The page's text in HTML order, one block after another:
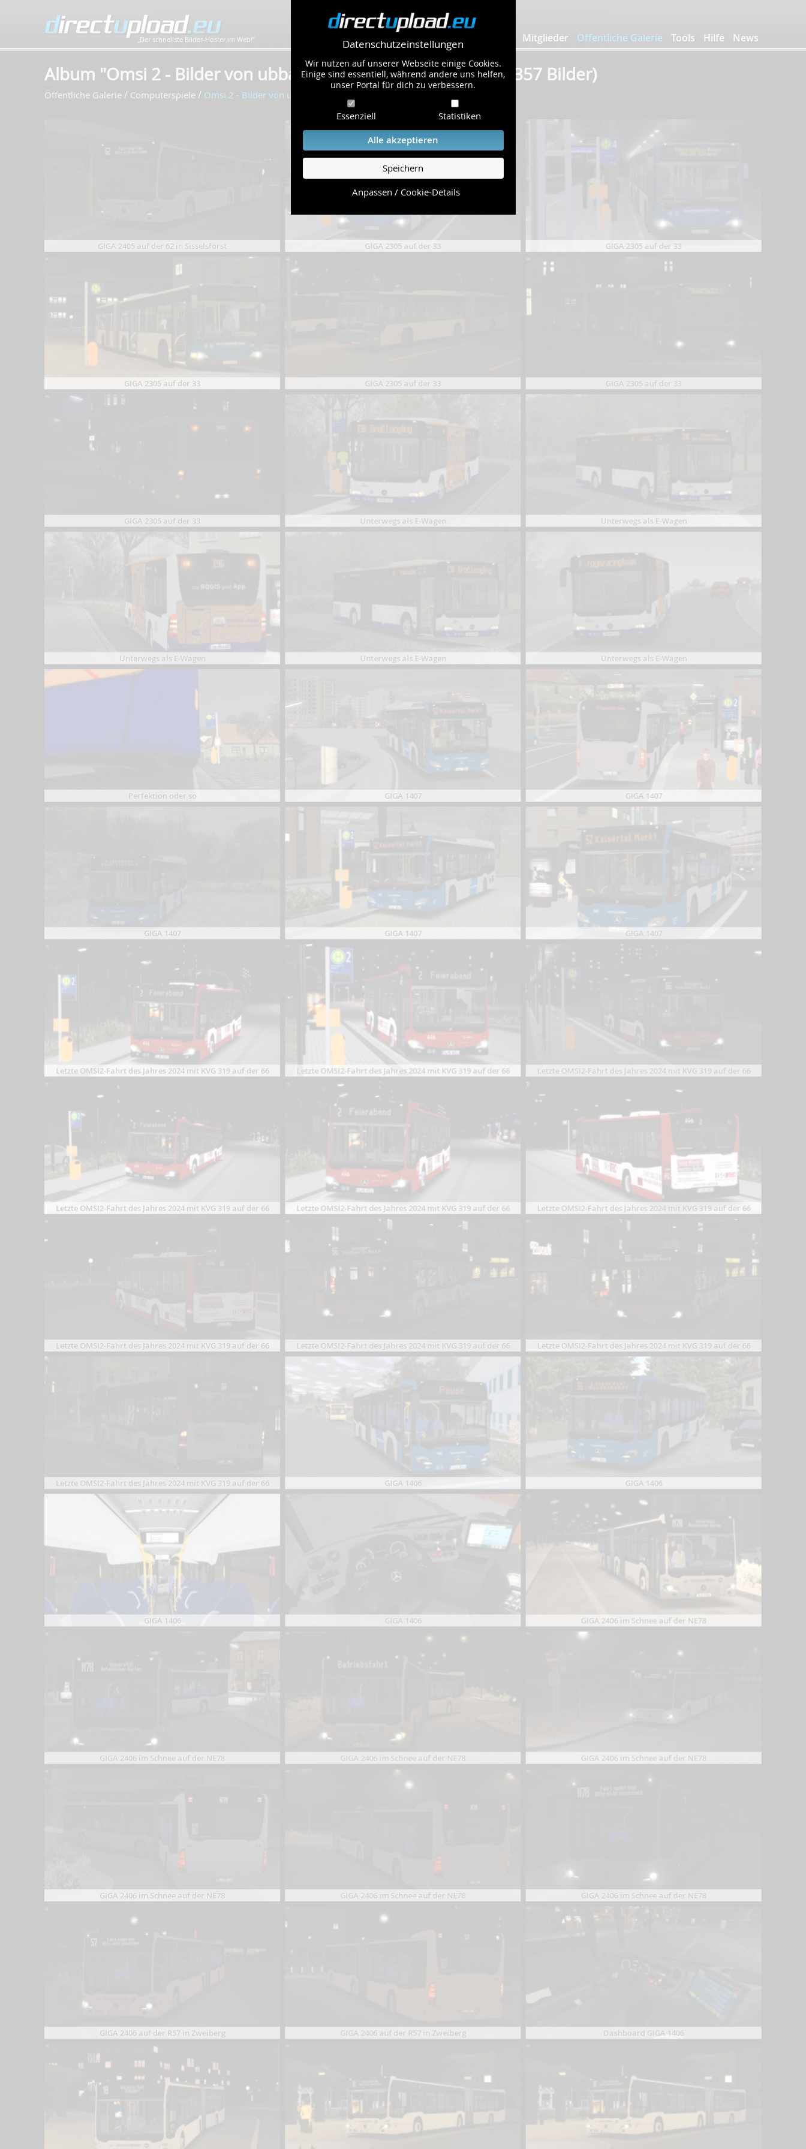
Datenschutzeinstellungen
Wir nutzen auf unserer Webseite einige Cookies.
Einige sind essentiell, während andere uns helfen,
unser Portal für dich zu verbessern.
Essenziell Statistiken
Alle akzeptieren
Speichern
Anpassen / Cookie-Details
„Der schnellste Bilder-Hoster im Web!” Mitglieder Öffentliche Galerie Tools Hilfe News
Album "Omsi 2 - Bilder von ubbahntv" von pommestoast45 (357 Bilder)
Öffentliche Galerie / Computerspiele / Omsi 2 - Bilder von ubbahntv
GIGA 2405 auf der 62 in Sisselsforst GIGA 2305 auf der 33 GIGA 2305 auf der 33
GIGA 2305 auf der 33 GIGA 2305 auf der 33 GIGA 2305 auf der 33
GIGA 2305 auf der 33 Unterwegs als E-Wagen Unterwegs als E-Wagen
Unterwegs als E-Wagen Unterwegs als E-Wagen Unterwegs als E-Wagen
Perfektion oder so GIGA 1407 GIGA 1407
GIGA 1407 GIGA 1407 GIGA 1407
Letzte OMSI2-Fahrt des Jahres 2024 mit KVG 319 auf der 66 Letzte OMSI2-Fahrt des Jahres 2024 mit KVG 319 auf der 66 Letzte OMSI2-Fahrt des Jahres 2024 mit KVG 319 auf der 66
Letzte OMSI2-Fahrt des Jahres 2024 mit KVG 319 auf der 66 Letzte OMSI2-Fahrt des Jahres 2024 mit KVG 319 auf der 66 Letzte OMSI2-Fahrt des Jahres 2024 mit KVG 319 auf der 66
Letzte OMSI2-Fahrt des Jahres 2024 mit KVG 319 auf der 66 Letzte OMSI2-Fahrt des Jahres 2024 mit KVG 319 auf der 66 Letzte OMSI2-Fahrt des Jahres 2024 mit KVG 319 auf der 66
Letzte OMSI2-Fahrt des Jahres 2024 mit KVG 319 auf der 66 GIGA 1406 GIGA 1406
GIGA 1406 GIGA 1406 GIGA 2406 im Schnee auf der NE78
GIGA 2406 im Schnee auf der NE78 GIGA 2406 im Schnee auf der NE78 GIGA 2406 im Schnee auf der NE78
GIGA 2406 im Schnee auf der NE78 GIGA 2406 im Schnee auf der NE78 GIGA 2406 im Schnee auf der NE78
GIGA 2406 auf der R57 in Zweiberg GIGA 2406 auf der R57 in Zweiberg Dashboard GIGA 1406